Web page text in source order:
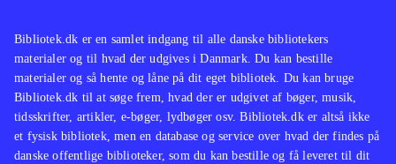
Bibliotek.dk er en samlet indgang til alle danske bibliotekers
materialer og til hvad der udgives i Danmark. Du kan bestille
materialer og så hente og låne på dit eget bibliotek. Du kan bruge
Bibliotek.dk til at søge frem, hvad der er udgivet af bøger, musik,
tidsskrifter, artikler, e-bøger, lydbøger osv. Bibliotek.dk er altså ikke
et fysisk bibliotek, men en database og service over hvad der findes på
danske offentlige biblioteker, som du kan bestille og få leveret til dit